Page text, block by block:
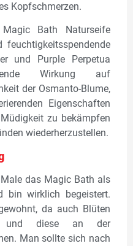
Kopfschmerzen.
Bath Naturseife
und Purple Perpetua
Wirkung auf
der Osmanto-Blume,
Eigenschaften
zu bekämpfen
wiederherzustellen.
das Magic Bath als
bin wirklich begeistert.
da auch Blüten
und diese an der
Man sollte sich nach